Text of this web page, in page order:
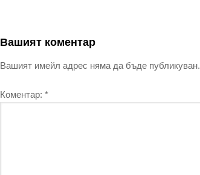
Вашият коментар
Вашият имейл адрес няма да бъде публикуван.
Коментар: *